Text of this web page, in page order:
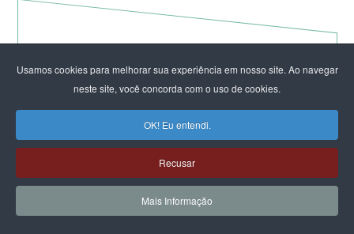
Usamos cookies para melhorar sua experiência em nosso site. Ao navegar
neste site, você concorda com o uso de cookies.
OK! Eu entendi.
Recusar
Mais Informação
August Nimtz prova que marxismo e
Congresso ameaçam a democracia